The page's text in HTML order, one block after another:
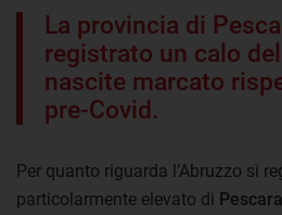
La provincia di
registrato un calo
nascite marcato
pre-Covid.
Per quanto riguarda l’Abruzzo si
particolarmente elevato di Pescara